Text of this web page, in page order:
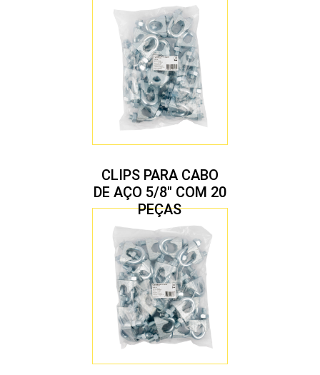
CLIPS PARA CABO
DE AÇO 5/8″ COM 20
PEÇAS